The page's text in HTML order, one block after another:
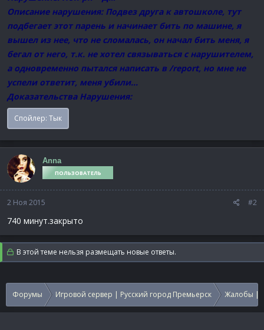
Описание нарушения: Подвез друга к автошколе, тут
подбегает этот парень и начинает бить по машине, я
вышел из нее, что не сломалась, он начал бить меня, я
бегал от него, т.к. не хотел связываться с нарушителем,
а одновременно пытался написать в /report, но мне не
успели ответит, меня убили...
Доказательства Нарушения:
Спойлер: Тык
Anna
ПОЛЬЗОВАТЕЛЬ
2 Ноя 2015 #2
740 минут.закрыто
В этой теме нельзя размещать новые ответы.
Форумы Игровой сервер | Русский город Премьерск Жалобы |